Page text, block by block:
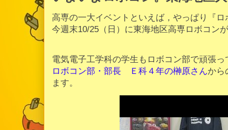
高専の一大イベントといえば，やっぱり『
今週末10/25（日）に東海地区高専ロボコン
電気電子工学科の学生もロボコン部で頑張っ
ロボコン部・部長 Ｅ科４年の榊原さんから
ます。